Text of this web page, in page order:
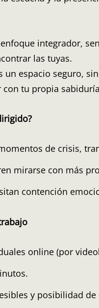
integrador,
las tuyas.
un espacio seguro,
con tu propia
de crisis,
mirarse con más
contención
online (por
y posibilidad